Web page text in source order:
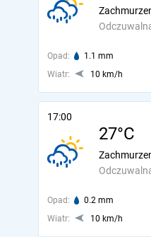
Opad: 1.1 mm
Wiatr:
10 km/h
17:00
27°C
Opad: 0.2 mm
Wiatr:
10 km/h